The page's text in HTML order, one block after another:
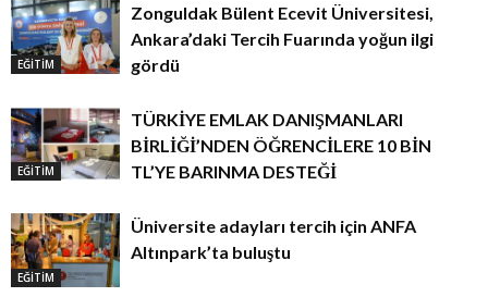
EĞİTİM
Zonguldak Bülent Ecevit Üniversitesi,
Ankara’daki Tercih Fuarında yoğun ilgi
gördü
EĞİTİM
TÜRKİYE EMLAK DANIŞMANLARI
BİRLİĞİ’NDEN ÖĞRENCİLERE 10 BİN
TL’YE BARINMA DESTEĞİ
EĞİTİM
Üniversite adayları tercih için ANFA
Altınpark’ta buluştu